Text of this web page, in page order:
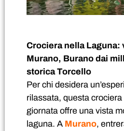
Crociera nella Laguna:
Murano, Burano dai
storica Torcello
Per chi desidera
rilassata, questa crociera
giornata offre una vista
laguna. A Murano,